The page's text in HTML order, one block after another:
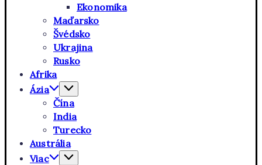
Ekonomika
Maďarsko
Švédsko
Ukrajina
Rusko
Afrika
Ázia
Čína
India
Turecko
Austrália
Viac